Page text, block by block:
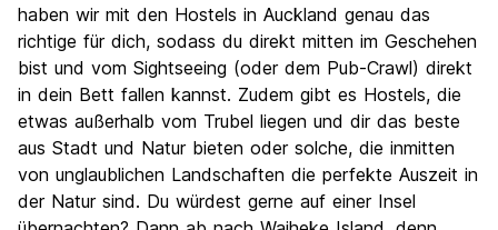
haben wir mit den Hostels in Auckland genau das
richtige für dich, sodass du direkt mitten im Geschehen
bist und vom Sightseeing (oder dem Pub-Crawl) direkt
in dein Bett fallen kannst. Zudem gibt es Hostels, die
etwas außerhalb vom Trubel liegen und dir das beste
aus Stadt und Natur bieten oder solche, die inmitten
von unglaublichen Landschaften die perfekte Auszeit in
der Natur sind. Du würdest gerne auf einer Insel